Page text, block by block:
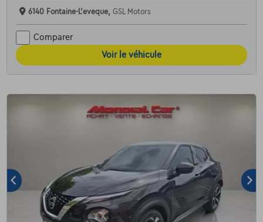
6140 Fontaine-L'eveque, GSL Motors
Comparer
Voir le véhicule